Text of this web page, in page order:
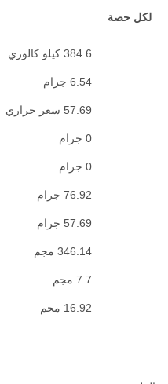
لكل حصة
384.6 كيلو كالوري
6.54 جرام
57.69 سعر حراري
0 جرام
0 جرام
76.92 جرام
57.69 جرام
346.14 مجم
7.7 مجم
16.92 مجم